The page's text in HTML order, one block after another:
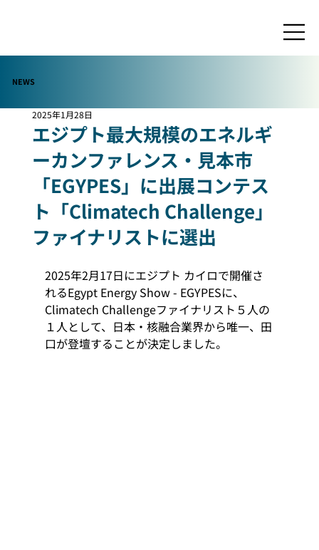
NEWS
エジプト最大規模のエネルギ
ーカンファレンス・見本市
「EGYPES」に出展コンテス
ト「Climatech Challenge」
ファイナリストに選出
2025年1月28日
2025年2月17日にエジプト カイロで開催さ
れるEgypt Energy Show - EGYPESに、
Climatech Challengeファイナリスト５人の
１人として、日本・核融合業界から唯一、田
口が登壇することが決定しました。